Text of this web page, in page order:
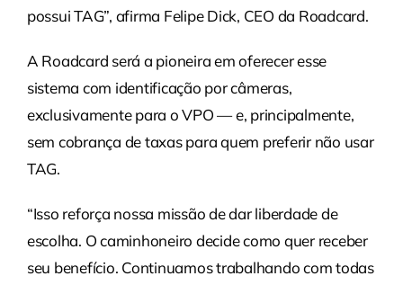
possui TAG”, afirma Felipe Dick, CEO da Roadcard.
A Roadcard será a pioneira em oferecer esse
sistema com identificação por câmeras,
exclusivamente para o VPO — e, principalmente,
sem cobrança de taxas para quem preferir não usar
TAG.
“Isso reforça nossa missão de dar liberdade de
escolha. O caminhoneiro decide como quer receber
seu benefício. Continuamos trabalhando com todas